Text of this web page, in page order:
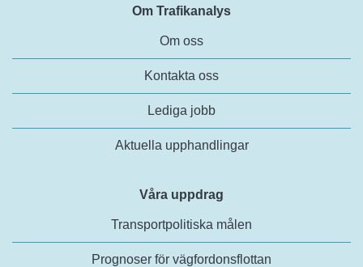
Om Trafikanalys
Om oss
Kontakta oss
Lediga jobb
Aktuella upphandlingar
Våra uppdrag
Transportpolitiska målen
Prognoser för vägfordonsflottan